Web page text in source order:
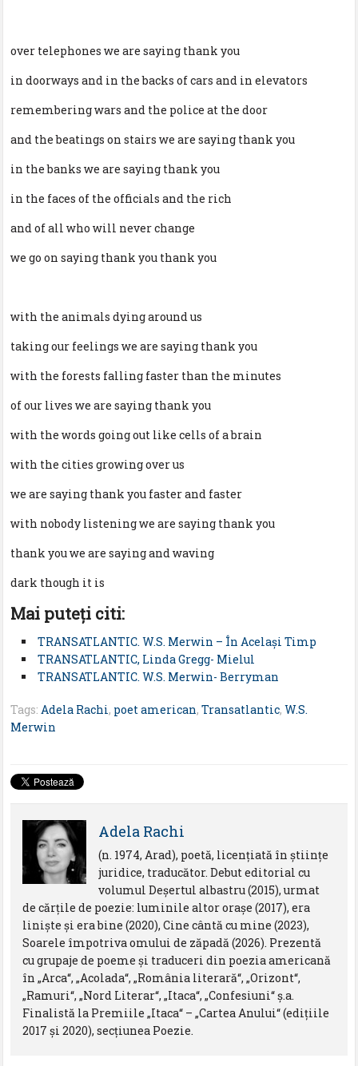
over telephones we are saying thank you
in doorways and in the backs of cars and in elevators
remembering wars and the police at the door
and the beatings on stairs we are saying thank you
in the banks we are saying thank you
in the faces of the officials and the rich
and of all who will never change
we go on saying thank you thank you
with the animals dying around us
taking our feelings we are saying thank you
with the forests falling faster than the minutes
of our lives we are saying thank you
with the words going out like cells of a brain
with the cities growing over us
we are saying thank you faster and faster
with nobody listening we are saying thank you
thank you we are saying and waving
dark though it is
Mai puteţi citi:
TRANSATLANTIC. W.S. Merwin – În Același Timp
TRANSATLANTIC, Linda Gregg- Mielul
TRANSATLANTIC. W.S. Merwin- Berryman
Tags: Adela Rachi, poet american,Transatlantic,W.S.
Merwin
Adela Rachi
(n. 1974, Arad), poetă, licențiată în științe
juridice, traducător. Debut editorial cu
volumul Deșertul albastru (2015), urmat
de cărțile de poezie: luminile altor orașe (2017), era
liniște și era bine (2020), Cine cântă cu mine (2023),
Soarele împotriva omului de zăpadă (2026). Prezentă
cu grupaje de poeme și traduceri din poezia americană
în „Arca“, „Acolada“, „România literară“, „Orizont“,
„Ramuri“, „Nord Literar“, „Itaca“, „Confesiuni“ ș.a.
Finalistă la Premiile „Itaca“ – „Cartea Anului“ (edițiile
2017 și 2020), secțiunea Poezie.